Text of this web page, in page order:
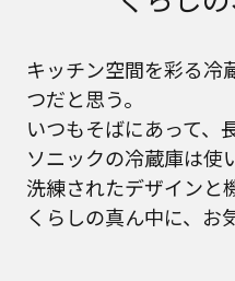
キッチン空間を彩る冷
つだと思う。
いつもそばにあって、
ソニックの冷蔵庫は使
洗練されたデザインと
くらしの真ん中に、お